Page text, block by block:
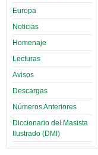
Europa
Noticias
Homenaje
Lecturas
Avisos
Descargas
Números Anteriores
Diccionario del Masista
Ilustrado (DMI)